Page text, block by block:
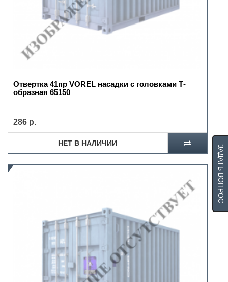
Отвертка 41пр VOREL насадки с головками Т-
образная 65150
286 р.
НЕТ В НАЛИЧИИ
ЗАДАТЬ ВОПРОС